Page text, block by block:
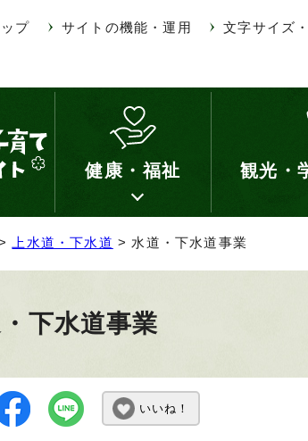
プ サイトの機能・運用 文字サイズ
健康・福祉 観光・
上水道・下水道 > 水道・下水道事業
下水道事業
いいね！